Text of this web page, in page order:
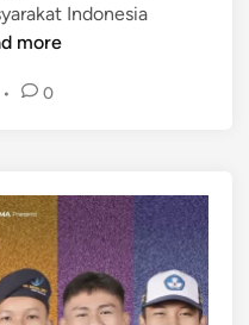
Indonesia
more
• 0